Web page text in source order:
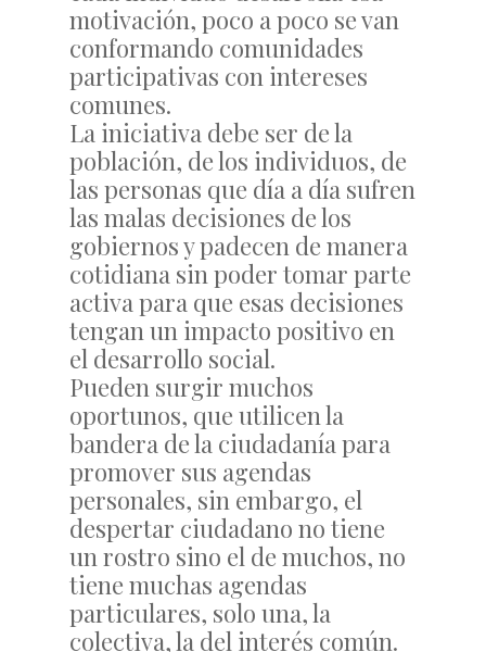
motivación, poco a poco se van
conformando comunidades
participativas con intereses
comunes.
La iniciativa debe ser de la
población, de los individuos, de
las personas que día a día sufren
las malas decisiones de los
gobiernos y padecen de manera
cotidiana sin poder tomar parte
activa para que esas decisiones
tengan un impacto positivo en
el desarrollo social.
Pueden surgir muchos
oportunos, que utilicen la
bandera de la ciudadanía para
promover sus agendas
personales, sin embargo, el
despertar ciudadano no tiene
un rostro sino el de muchos, no
tiene muchas agendas
particulares, solo una, la
colectiva, la del interés común.